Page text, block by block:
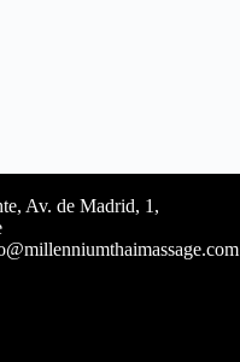
Av. de Madrid, 1,